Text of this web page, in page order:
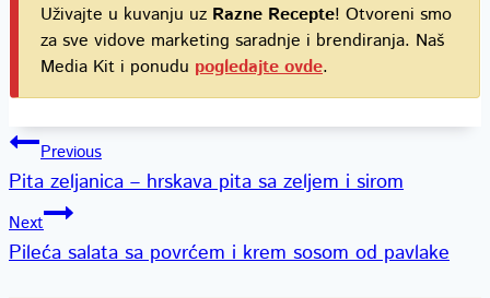
Uživajte u kuvanju uz Razne Recepte! Otvoreni smo
za sve vidove marketing saradnje i brendiranja. Naš
Media Kit i ponudu pogledajte ovde.
Kretanje
članka
Previous
Pita zeljanica – hrskava pita sa zeljem i sirom
Next
Pileća salata sa povrćem i krem sosom od pavlake